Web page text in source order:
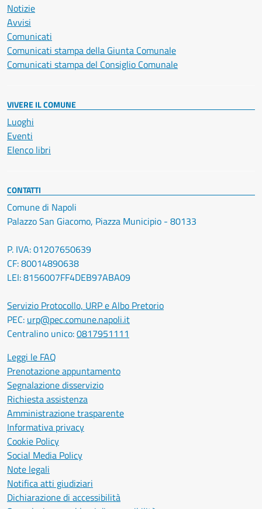
Notizie
Avvisi
Comunicati
Comunicati stampa della Giunta Comunale
Comunicati stampa del Consiglio Comunale
VIVERE IL COMUNE
Luoghi
Eventi
Elenco libri
CONTATTI
Comune di Napoli
Palazzo San Giacomo, Piazza Municipio - 80133
P. IVA: 01207650639
CF: 80014890638
LEI: 8156007FF4DEB97ABA09
Servizio Protocollo, URP e Albo Pretorio
PEC: urp@pec.comune.napoli.it
Centralino unico:0817951111
Leggi le FAQ
Prenotazione appuntamento
Segnalazione disservizio
Richiesta assistenza
Amministrazione trasparente
Informativa privacy
Cookie Policy
Social Media Policy
Note legali
Notifica atti giudiziari
Dichiarazione di accessibilità